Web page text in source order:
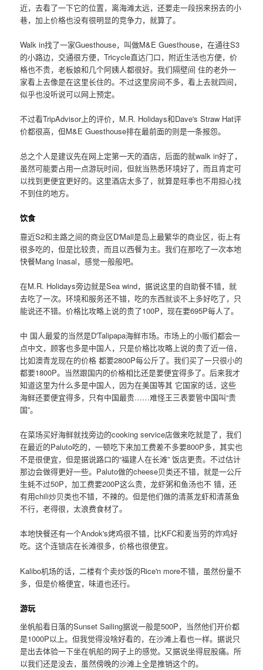
近，去看了一下它的位置，离海滩太远，还要走一段拐来拐去的小
巷，加上价格也没有很明显的竞争力，就算了。
Walk in找了一家Guesthouse，叫做M&E Guesthouse，在通往S3
的小路边，交通很方便，Tricycle直达门口，附近生活也方便，价
格也不贵，老板娘和几个阿姨人都很好。我们隔壁间 住的老外一
家看上去像是在这里长住的。不过这里房间不多，看上去就四间，
似乎也没听说可以网上预定。
不过看TripAdvisor上的评价，M.R. Holidays和Dave's Straw Hat评
价都很高，但M&E Guesthouse排在最前面的则是一条报怨。
总之个人是建议先在网上定第一天的酒店，后面的就walk in好了，
虽然可能要占用一点游玩时间，但就当熟悉环境好了，而且肯定可
以找到更便宜更好的。这里酒店太多了，就算是旺季也不用担心找
不到住的地方。
饮食
靠近S2和主路之间的商业区D'Mall是岛上最繁华的商业区，街上有
很多吃的，但是比较贵，而且以西餐为主。我们在那吃了一次本地
快餐Mang Inasal，感觉一般般吧。
在M.R. Holidays旁边就是Sea wind，据说这里的自助餐不错，就
去吃了一次。环境和服务还不错，吃的东西就谈不上多好吃了，只
能说还不错。价格比攻略上说的贵了100P，现在要695P每人了。
中 国人最爱的当然是D'Talipapa海鲜市场。市场上的小贩们都会一
点中文，顾客也多是中国人，只是价格比攻略上说的贵了近一倍，
比如澳青龙现在的价格 都要2800P每公斤了。我们买了一只很小的
都要1800P。当然跟国内的价格相比还是要便宜得多了。后来我才
知道这里为什么多是中国人，因为在美国等其 它国家的话，这些
海鲜还要便宜得多，只有中国最贵……难怪王三表要管中国叫“贵
国”。
在菜场买好海鲜就找旁边的cooking service店做来吃就是了，我们
在最近的Paluto吃的，一顿吃下来加工费差不多要800P多，其实也
不是很便宜，但是据说路口的“福建人在长滩” 饭店更贵。不过估计
那边会做得更好一些。Paluto做的cheese贝类还不错，就是一公斤
生蚝不过50P，加工费要200P这么贵，龙虾粥和鱼汤也不 错，还
有用chili炒贝类也不错，不辣的。但是他们做的清蒸龙虾和清蒸鱼
不行，老得很，太浪费食材了。
本地快餐还有一个Andok's烤鸡很不错，比KFC和麦当劳的炸鸡好
吃。这个连锁店在长滩很多，价格也很便宜。
Kalibo机场的话，二楼有个卖炒饭的Rice'n more不错，虽然份量不
多，但是价格便宜，味道也还行。
游玩
坐帆船看日落的Sunset Sailing据说一般是500P，当然他们开价都
是1000P以上。但我觉得没啥好看的，在沙滩上看也一样。据说只
是出去体验一下坐在帆船的网子上的感觉。又据说坐得屁股痛。所
以我们还是没去，虽然傍晚的沙滩上全是推销这个的。